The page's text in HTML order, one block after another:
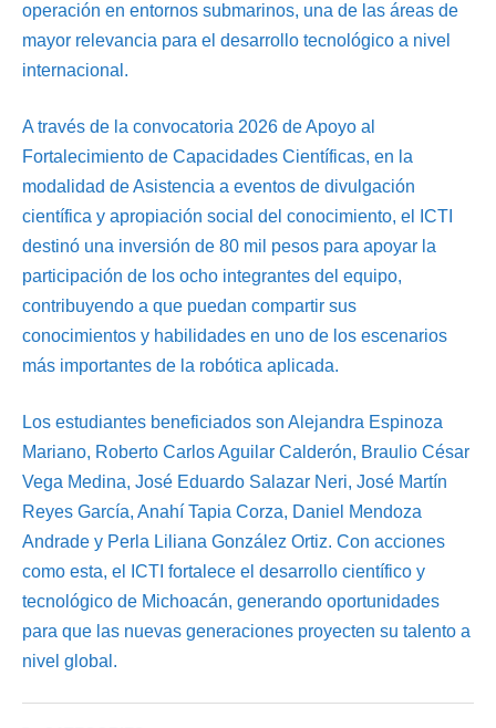
operación en entornos submarinos, una de las áreas de
mayor relevancia para el desarrollo tecnológico a nivel
internacional.
A través de la convocatoria 2026 de Apoyo al
Fortalecimiento de Capacidades Científicas, en la
modalidad de Asistencia a eventos de divulgación
científica y apropiación social del conocimiento, el ICTI
destinó una inversión de 80 mil pesos para apoyar la
participación de los ocho integrantes del equipo,
contribuyendo a que puedan compartir sus
conocimientos y habilidades en uno de los escenarios
más importantes de la robótica aplicada.
Los estudiantes beneficiados son Alejandra Espinoza
Mariano, Roberto Carlos Aguilar Calderón, Braulio César
Vega Medina, José Eduardo Salazar Neri, José Martín
Reyes García, Anahí Tapia Corza, Daniel Mendoza
Andrade y Perla Liliana González Ortiz. Con acciones
como esta, el ICTI fortalece el desarrollo científico y
tecnológico de Michoacán, generando oportunidades
para que las nuevas generaciones proyecten su talento a
nivel global.